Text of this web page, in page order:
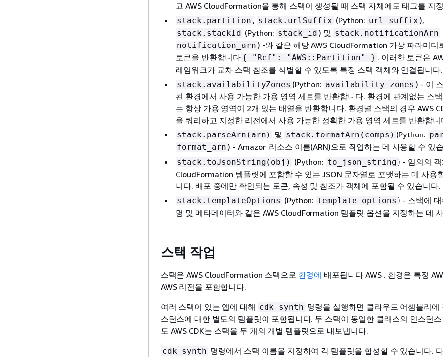
고 AWS CloudFormation을 통해 스택이 생성될 때 스택 자체에도 태그를 지
stack.partition , stack.urlSuffix (Python: url_suffix ),
stack.stackId (Python: stack_id ) 및 stack.notificationArn
notification_arn ) -와 같은 해당 AWS CloudFormation 가상 파라미터
토큰을 반환합니다 { "Ref": "AWS::Partition" } . 이러한 토큰은
레임워크가 교차 스택 참조를 식별할 수 있도록 특정 스택 객체와 연결됩니다.
stack.availabilityZones (Python: availability_zones ) - 이
된 환경에서 사용 가능한 가용 영역 세트를 반환합니다. 환경에 관계없는 스
는 항상 가용 영역이 2개 있는 배열을 반환합니다. 환경별 스택의 경우 AWS
을 쿼리하고 지정한 리전에서 사용 가능한 정확한 가용 영역 세트를 반환합니
stack.parseArn(arn) 및 stack.formatArn(comps) (Python:
format_arn ) - Amazon 리소스 이름(ARN)으로 작업하는 데 사용할 수 있
stack.toJsonString(obj) (Python: to_json_string ) - 임의의 객
CloudFormation 템플릿에 포함할 수 있는 JSON 문자열로 포맷하는 데 사용
니다. 배포 중에만 확인되는 토큰, 속성 및 참조가 객체에 포함될 수 있습니다.
stack.templateOptions (Python: template_options ) - 스택에
명 및 메타데이터와 같은 AWS CloudFormation 템플릿 옵션을 지정하는 데
스택 작업
스택은 AWS CloudFormation 스택으로 환경에 배포됩니다 AWS . 환경은 특정
AWS 리전을 포함합니다.
여러 스택이 있는 앱에 대해 cdk synth 명령을 실행하면 클라우드 어셈블리에
스턴스에 대한 별도의 템플릿이 포함됩니다. 두 스택이 동일한 클래스의 인스턴
도 AWS CDK는 스택을 두 개의 개별 템플릿으로 내보냅니다.
cdk synth 명령에서 스택 이름을 지정하여 각 템플릿을 합성할 수 있습니다.